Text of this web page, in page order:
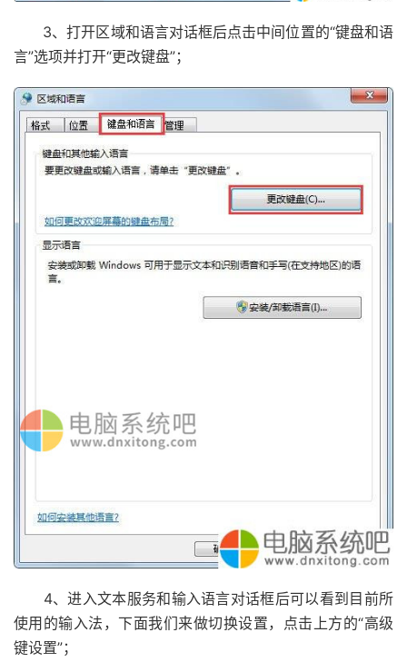
3、打开区域和语言对话框后点击中间位置的“键盘和语
言”选项并打开“更改键盘”；
4、进入文本服务和输入语言对话框后可以看到目前所
使用的输入法，下面我们来做切换设置，点击上方的“高级
键设置”；